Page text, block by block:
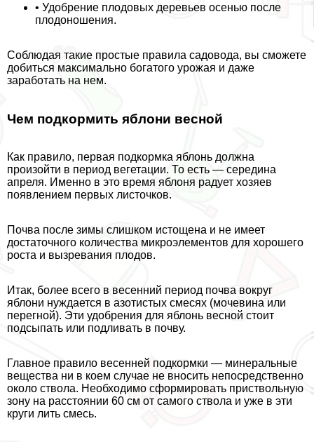
• Удобрение плодовых деревьев осенью после
плодоношения.
Соблюдая такие простые правила садовода, вы сможете
добиться максимально богатого урожая и даже
заработать на нем.
Чем подкормить яблони весной
Как правило, первая подкормка яблонь должна
произойти в период вегетации. То есть — середина
апреля. Именно в это время яблоня радует хозяев
появлением первых листочков.
Почва после зимы слишком истощена и не имеет
достаточного количества микроэлементов для хорошего
роста и вызревания плодов.
Итак, более всего в весенний период почва вокруг
яблони нуждается в азотистых смесях (мочевина или
перегной). Эти удобрения для яблонь весной стоит
подсыпать или подливать в почву.
Главное правило весенней подкормки — минеральные
вещества ни в коем случае не вносить непосредственно
около ствола. Необходимо сформировать приствольную
зону на расстоянии 60 см от самого ствола и уже в эти
круги лить смесь.